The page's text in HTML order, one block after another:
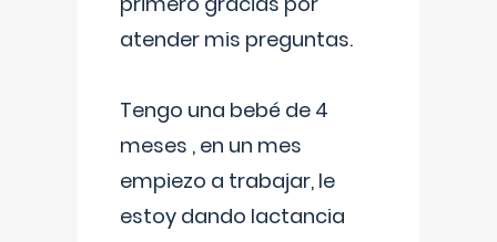
atender mis preguntas.
Tengo una bebé de 4
meses , en un mes
empiezo a trabajar, le
estoy dando lactancia